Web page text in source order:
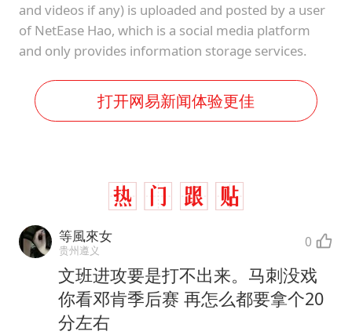
and videos if any) is uploaded and posted by a user
of NetEase Hao, which is a social media platform
and only provides information storage services.
打开网易新闻体验更佳
等風來女
贵州遵义 0
文班进攻要是打不出来。马刺没戏
你看邓肯季后赛 再怎么都要拿个20
分左右